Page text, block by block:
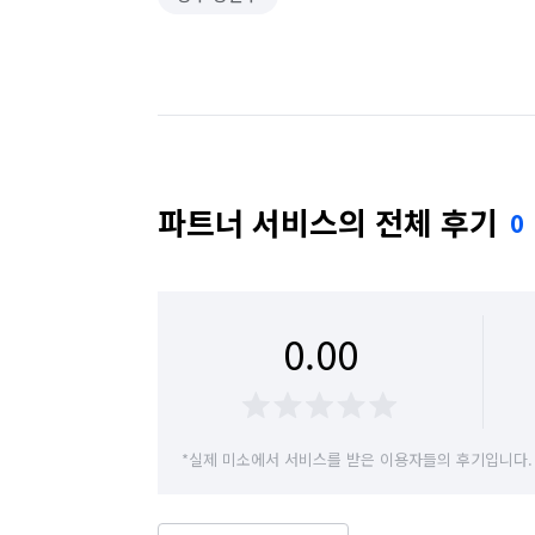
파트너 서비스의 전체 후기 0
0.00
*실제 미소에서 서비스를 받은 이용자들의 후기입니다.